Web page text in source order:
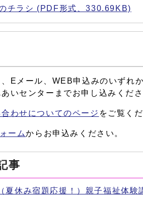
チラシ (PDF形式、330.69KB)
Eメール、WEB申込みのいずれ
いセンターまでお申し込みくださ
わせについてのページ をご覧くだ
ームからお申込みください。
事
夏休み宿題応援！）親子福祉体